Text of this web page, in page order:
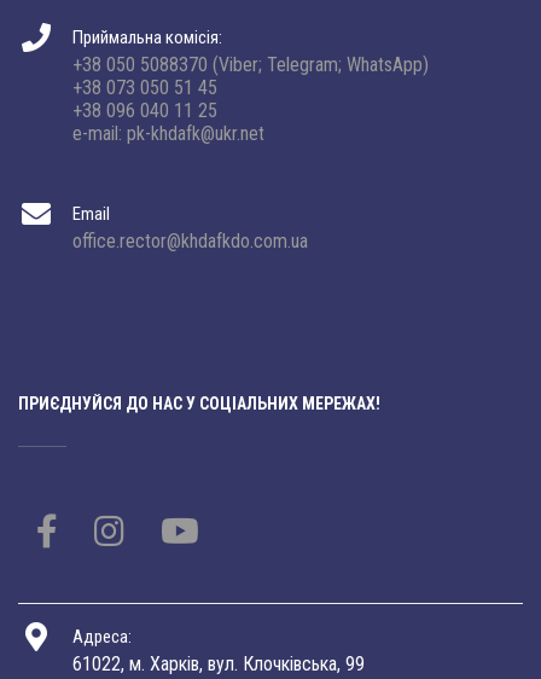
Приймальна комісія:
+38 050 5088370 (Viber; Telegram; WhatsApp)
+38 073 050 51 45
+38 096 040 11 25
e-mail: pk-khdafk@ukr.net
Email
office.rector@khdafkdo.com.ua
ПРИЄДНУЙСЯ ДО НАС У СОЦІАЛЬНИХ МЕРЕЖАХ!
Адреса:
61022, м. Харків, вул. Клочківська, 99